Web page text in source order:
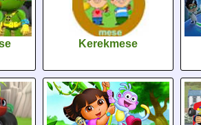
Kerekmese